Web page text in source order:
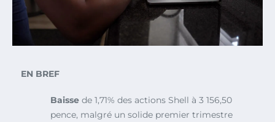
EN BREF
Baisse de 1,71% des actions Shell à 3 156,50
pence, malgré un solide premier trimestre